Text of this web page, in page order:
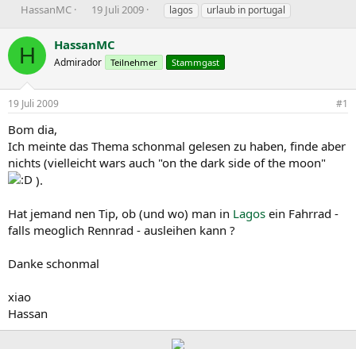
E
s
t
e
l
e
HassanMC
E
t
e
l
19 Juli 2009
S
a
w
e
lagos urlaub in portugal
H HassanMC
Admirador Teilnehmer Stammgast
19 Juli 2009 #1
Bom dia,
Ich meinte das Thema schonmal gelesen zu haben, finde aber
nichts (vielleicht wars auch "on the dark side of the moon"
).
Hat jemand nen Tip, ob (und wo) man in Lagos ein Fahrrad -
falls meoglich Rennrad - ausleihen kann ?
Danke schonmal
xiao
Hassan